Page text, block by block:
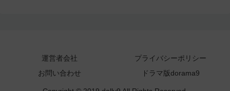
運営者会社
プライバシーポリシー
お問い合わせ
ドラマ版dorama9